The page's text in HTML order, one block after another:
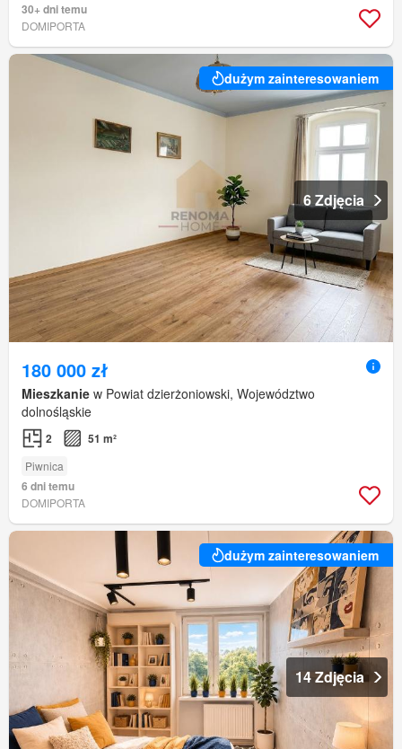
30+ dni temu
DOMIPORTA
dużym zainteresowaniem
6 Zdjęcia
180 000 zł
Mieszkanie w Powiat dzierżoniowski, Województwo
dolnośląskie
2 51 m²
Piwnica
6 dni temu
DOMIPORTA
dużym zainteresowaniem
14 Zdjęcia